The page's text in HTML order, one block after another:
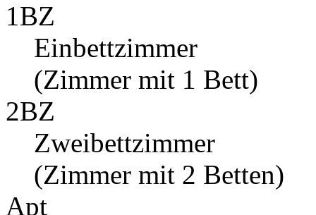
1BZ
Einbettzimmer
(Zimmer mit 1 Bett)
2BZ
Zweibettzimmer
(Zimmer mit 2 Betten)
Apt